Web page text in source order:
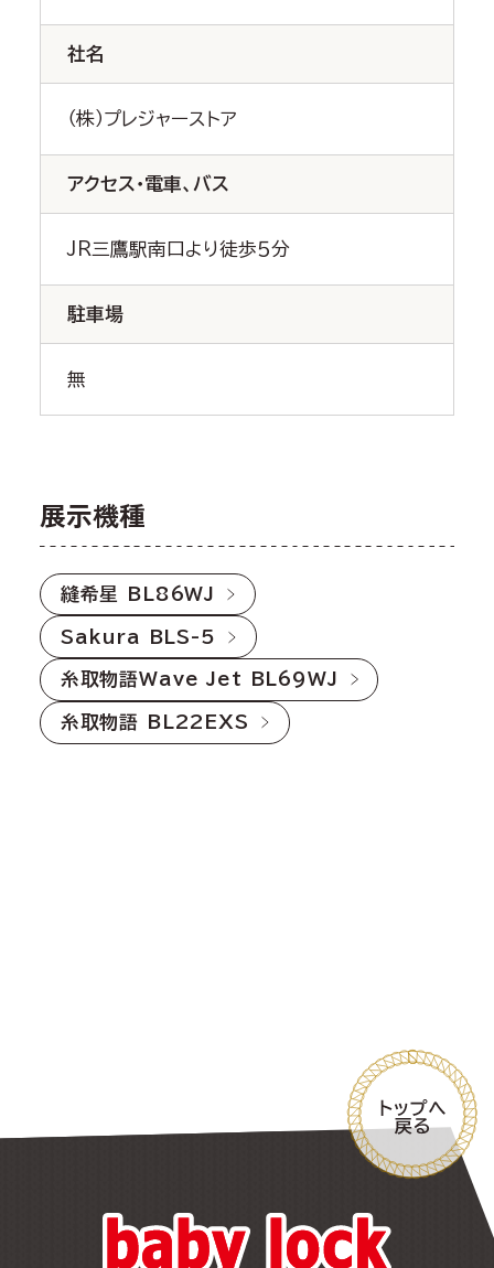
社名
（株）プレジャーストア
アクセス・電車、バス
JR三鷹駅南口より徒歩５分
駐車場
無
展示機種
縫希星 BL86WJ
Sakura BLS-5
糸取物語Wave Jet BL69WJ
糸取物語 BL22EXS